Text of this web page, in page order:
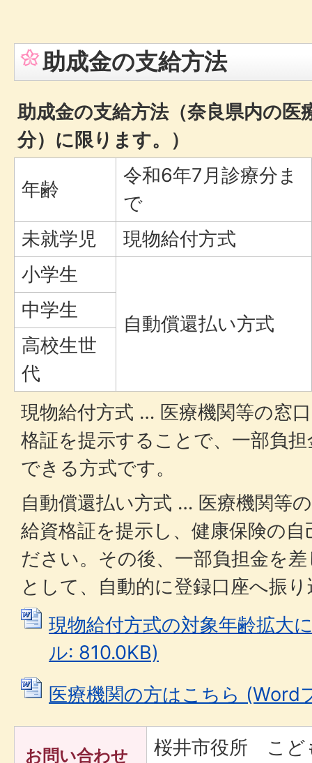
助成金の支給方法
助成金の支給方法（奈良県内の医
分）に限ります。）
年齢
令和6年7月診療分ま
で
未就学児
現物給付方式
小学生
自動償還払い方式
中学生
高校生世
代
現物給付方式 … 医療機関等の窓
格証を提示することで、一部負
できる方式です。
自動償還払い方式 … 医療機関等
給資格証を提示し、健康保険の
ださい。その後、一部負担金を
として、自動的に登録口座へ振
現物給付方式の対象年齢拡大
ル: 810.0KB)
医療機関の方はこちら (Word
お問い合わせ 桜井市役所 こ